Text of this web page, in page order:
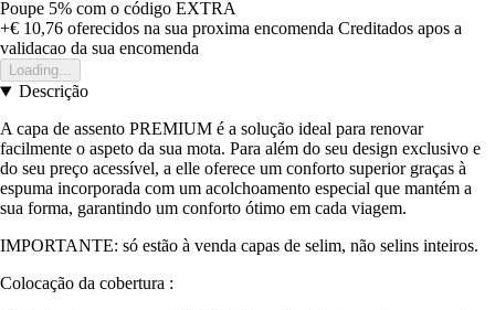
Poupe 5% com o código EXTRA
+€ 10,76 oferecidos na sua proxima encomenda Creditados apos a
validacao da sua encomenda
Loading...
Descrição
A capa de assento PREMIUM é a solução ideal para renovar
facilmente o aspeto da sua mota. Para além do seu design exclusivo e
do seu preço acessível, a elle oferece um conforto superior graças à
espuma incorporada com um acolchoamento especial que mantém a
sua forma, garantindo um conforto ótimo em cada viagem.
IMPORTANTE: só estão à venda capas de selim, não selins inteiros.
Colocação da cobertura :